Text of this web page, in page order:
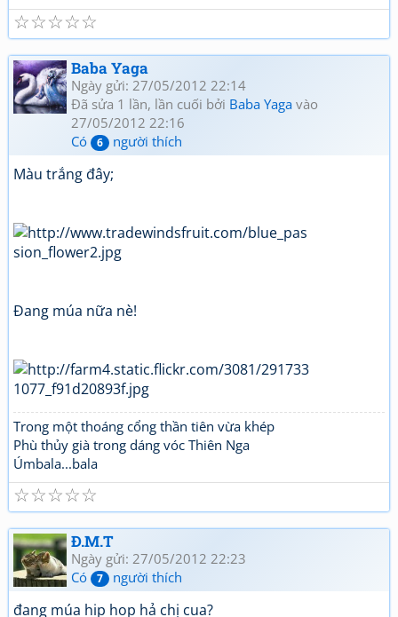
☆
☆
☆
☆
☆
Baba Yaga
Ngày gửi: 27/05/2012 22:14
Đã sửa 1 lần, lần cuối bởi Baba Yaga vào
27/05/2012 22:16
Có
6 người thích
Màu trắng đây;
Đang múa nữa nè!
Trong một thoáng cổng thần tiên vừa khép
Phù thủy già trong dáng vóc Thiên Nga
Úmbala...bala
☆
☆
☆
☆
☆
Đ.M.T
Ngày gửi: 27/05/2012 22:23
Có
7 người thích
đang múa hip hop hả chị cua?